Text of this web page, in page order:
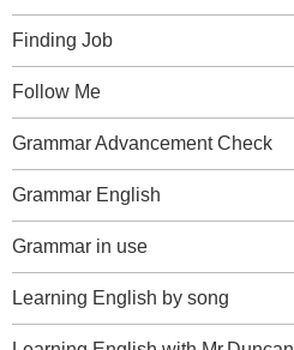
Finding Job
Follow Me
Grammar Advancement Check
Grammar English
Grammar in use
Learning English by song